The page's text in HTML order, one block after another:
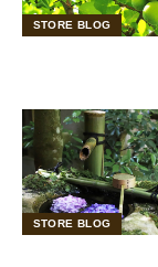
STORE BLOG
STORE BLOG